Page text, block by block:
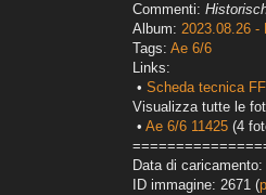
Commenti:
Album: 2023.08.26 -
Tags: Ae 6/6
Links:
• Scheda tecnica
Visualizza tutte le
• Ae 6/6 11425 (4
Data di
ID immagine: 2671 (